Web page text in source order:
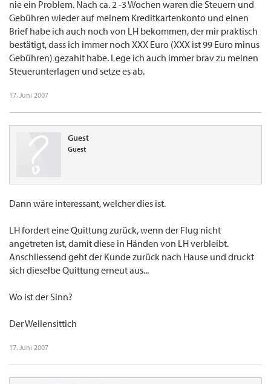
nie ein Problem. Nach ca. 2 -3 Wochen waren die Steuern und
Gebühren wieder auf meinem Kreditkartenkonto und einen
Brief habe ich auch noch von LH bekommen, der mir praktisch
bestätigt, dass ich immer noch XXX Euro (XXX ist 99 Euro minus
Gebühren) gezahlt habe. Lege ich auch immer brav zu meinen
Steuerunterlagen und setze es ab.
17. Juni 2007
Guest
Guest
Dann wäre interessant, welcher dies ist.
LH fordert eine Quittung zurück, wenn der Flug nicht
angetreten ist, damit diese in Händen von LH verbleibt.
Anschliessend geht der Kunde zurück nach Hause und druckt
sich dieselbe Quittung erneut aus...
Wo ist der Sinn?
Der Wellensittich
17. Juni 2007